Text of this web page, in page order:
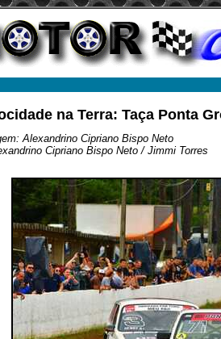
na Terra: Taça Ponta
Alexandrino Cipriano Bispo Neto
Cipriano Bispo Neto / Jimmi Torres